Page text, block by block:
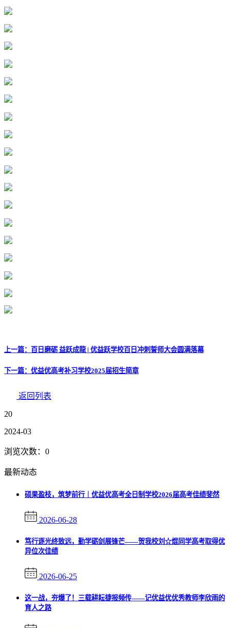
上一篇：百日磨砺 益跃成龍 | 优益跃学校百日冲刺誓师大会圆满落幕
下一篇：优益优高考补习学校2025届招生简章
返回列表
20
2024-03
浏览次数： 0
最新动态
硕果盈枝，筑梦前行｜优益优高考全日制学校2026届高考佳绩斐然
2026-06-28
笃行逐光终致远，勤学砺剑展锋芒——贺我校刘☆焜同学高考取得优
异位次佳绩
2026-06-25
这一战，夯爆了！三载耕耘捷报频传——记优益优优秀教师李欣雨的
育人之路